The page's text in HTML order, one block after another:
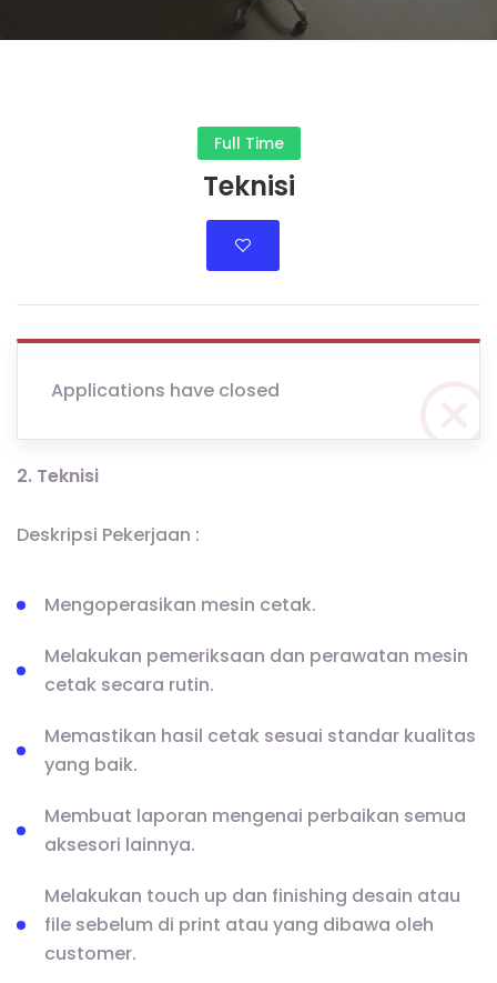
Full Time
Teknisi
Applications have closed
2. Teknisi
Deskripsi Pekerjaan :
Mengoperasikan mesin cetak.
Melakukan pemeriksaan dan perawatan mesin
cetak secara rutin.
Memastikan hasil cetak sesuai standar kualitas
yang baik.
Membuat laporan mengenai perbaikan semua
aksesori lainnya.
Melakukan touch up dan finishing desain atau
file sebelum di print atau yang dibawa oleh
customer.